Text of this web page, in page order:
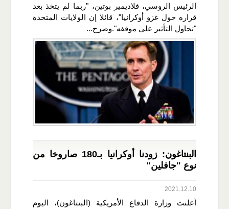
الرئيس الروسي، فلاديمير بوتين، "ربما لم يتخذ بعد
قراره حول غزو أوكرانيا"، قائلا إن الولايات المتحدة
"تحاول التأثير على موقفه".وصرح...
البنتاغون: زودنا أوكرانيا بـ180 صاروخا من
نوع "جافلين"
2021.12.10
أعلنت وزارة الدفاع الأمريكية (البنتاغون)، اليوم